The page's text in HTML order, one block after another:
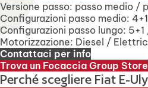
Versione passo: passo medio /
Configurazioni passo medio:
Configurazioni passo lungo:
Motorizzazione: Diesel /
Contattaci per info
Trova un Focaccia Group Store
Perché scegliere Fiat E-